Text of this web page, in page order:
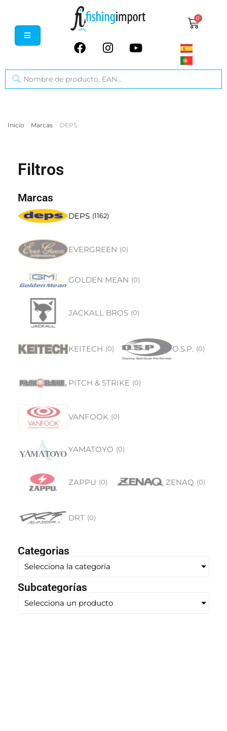
0
Inicio / Marcas / DEPS
Filtros
Marcas
DEPS (1162)
EVERGREEN (0)
GOLDEN MEAN (0)
JACKALL BROS (0)
KEITECH (0) O.S.P. (0)
PITCH & STRIKE (0)
VANFOOK (0)
YAMATOYO (0)
ZAPPU (0) ZENAQ (0)
DRT (0)
Categorias
Selecciona la categoría
Subcategorías
Selecciona un producto